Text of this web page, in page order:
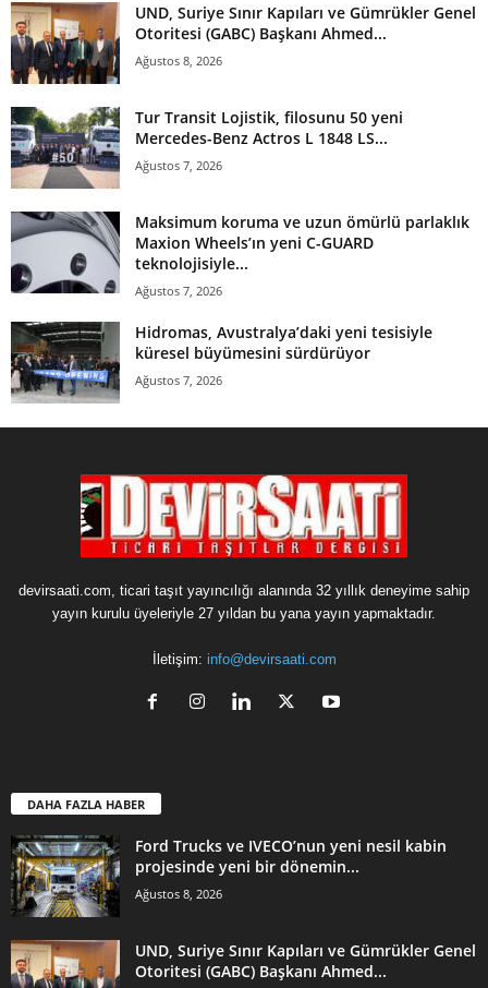
UND, Suriye Sınır Kapıları ve Gümrükler Genel
Otoritesi (GABC) Başkanı Ahmed...
Ağustos 8, 2026
Tur Transit Lojistik, filosunu 50 yeni
Mercedes-Benz Actros L 1848 LS...
Ağustos 7, 2026
Maksimum koruma ve uzun ömürlü parlaklık
Maxion Wheels’ın yeni C-GUARD
teknolojisiyle...
Ağustos 7, 2026
Hidromas, Avustralya’daki yeni tesisiyle
küresel büyümesini sürdürüyor
Ağustos 7, 2026
devirsaati.com, ticari taşıt yayıncılığı alanında 32 yıllık deneyime sahip
yayın kurulu üyeleriyle 27 yıldan bu yana yayın yapmaktadır.
İletişim: info@devirsaati.com
DAHA FAZLA HABER
Ford Trucks ve IVECO’nun yeni nesil kabin
projesinde yeni bir dönemin...
Ağustos 8, 2026
UND, Suriye Sınır Kapıları ve Gümrükler Genel
Otoritesi (GABC) Başkanı Ahmed...